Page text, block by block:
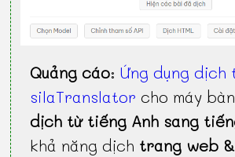
Quảng cáo:Ứng dụng dịch
silaTranslator cho máy
dịch từ tiếng Anh sang
khả năng dịch trang web